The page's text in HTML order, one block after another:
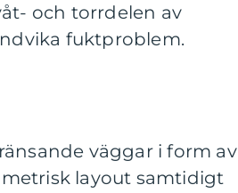
och torrdelen av
fuktproblem.
väggar i form av
layout samtidigt